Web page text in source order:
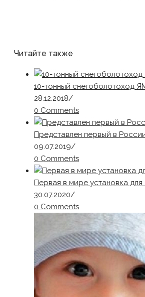
Читайте также
10-тонный снегоболотоход
28.12.2018/
0 Comments
Представлен первый в
09.07.2019/
0 Comments
Первая в мире установка
30.07.2020/
0 Comments